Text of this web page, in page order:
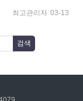
최고관리자 03-13